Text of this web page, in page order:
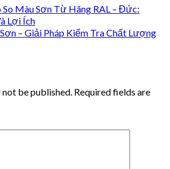
Màu Sơn Từ Hãng RAL – Đức:
Lợi Ích
– Giải Pháp Kiểm Tra Chất Lượng
be published. Required fields are